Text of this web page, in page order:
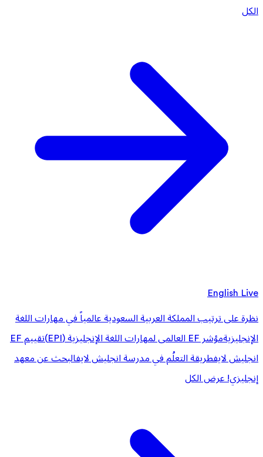
الكل
English Live
نظرة على ترتيب المملكة العربية السعودية عالمياً في مهارات اللغة
الإنجليزيةمؤشر EF العالمى لمهارات اللغة الإنجليزية (EPI)
تقييم EF
انجليش لايفطريقة التعلُم في مدرسة انجليش لايفالبحث عن معهد
إنجليزي! عرض الكل